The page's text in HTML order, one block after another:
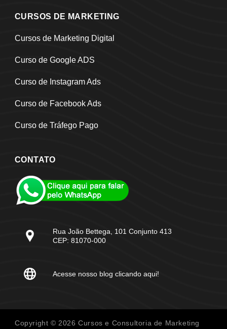
CURSOS DE MARKETING
Cursos de Marketing Digital
Curso de Google ADS
Curso de Instagram Ads
Curso de Facebook Ads
Curso de Tráfego Pago
CONTATO
Rua João Bettega, 101 Conjunto 413
CEP: 81070-000
Acesse nosso blog clicando aqui!
Copyright © 2026 Cursos e Consultoria de Marketing